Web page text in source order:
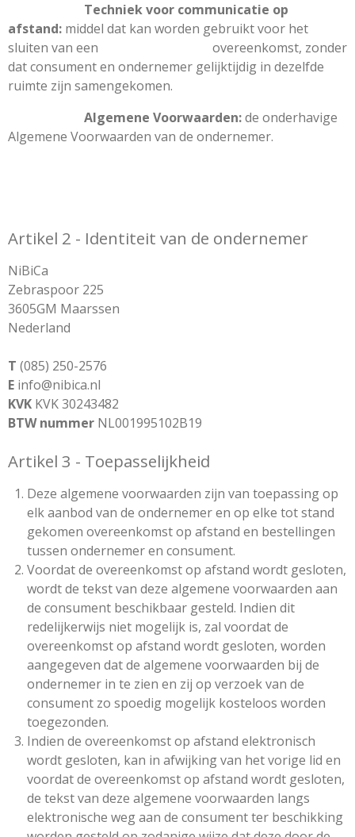
Techniek voor communicatie op
afstand: middel dat kan worden gebruikt voor het
sluiten van een overeenkomst, zonder
dat consument en ondernemer gelijktijdig in dezelfde
ruimte zijn samengekomen.
Algemene Voorwaarden:de onderhavige
Algemene Voorwaarden van de ondernemer.
Artikel 2 - Identiteit van de ondernemer
NiBiCa
Zebraspoor 225
3605GM Maarssen
Nederland
T (085) 250-2576
E info@nibica.nl
KVK KVK 30243482
BTW nummer NL001995102B19
Artikel 3 - Toepasselijkheid
Deze algemene voorwaarden zijn van toepassing op
elk aanbod van de ondernemer en op elke tot stand
gekomen overeenkomst op afstand en bestellingen
tussen ondernemer en consument.
Voordat de overeenkomst op afstand wordt gesloten,
wordt de tekst van deze algemene voorwaarden aan
de consument beschikbaar gesteld. Indien dit
redelijkerwijs niet mogelijk is, zal voordat de
overeenkomst op afstand wordt gesloten, worden
aangegeven dat de algemene voorwaarden bij de
ondernemer in te zien en zij op verzoek van de
consument zo spoedig mogelijk kosteloos worden
toegezonden.
Indien de overeenkomst op afstand elektronisch
wordt gesloten, kan in afwijking van het vorige lid en
voordat de overeenkomst op afstand wordt gesloten,
de tekst van deze algemene voorwaarden langs
elektronische weg aan de consument ter beschikking